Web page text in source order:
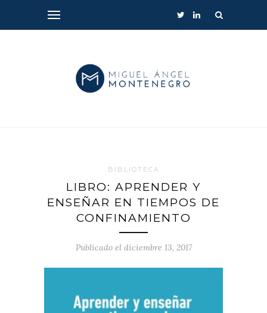
BIBLIOTECA
LIBRO: APRENDER Y
ENSEÑAR EN TIEMPOS DE
CONFINAMIENTO
Publicado el diciembre 13, 2017